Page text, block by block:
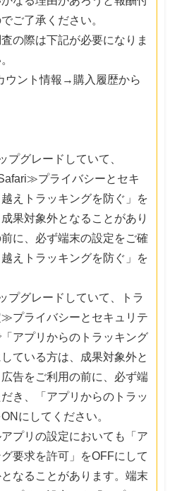
ご了承ください。
の際は下記が必要になりま
ウント情報→購入履歴から
グレードしていて、
プライバシーとセキ
えトラッキングを防ぐ」を
果対象外となることがあり
に、必ず端末の設定をご確
えトラッキングを防ぐ」を
プグレードしていて、トラ
プライバシーとセキュリテ
アプリからのトラッキング
ている方は、成果対象外と
告をご利用の前に、必ず端
き、「アプリからのトラッ
にしてください。
プリの設定においても「ア
要求を許可」をOFFにして
なることがあります。端末